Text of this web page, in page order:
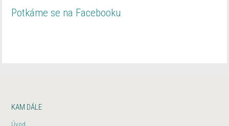
Potkáme se na Facebooku
KAM DÁLE
Úvod